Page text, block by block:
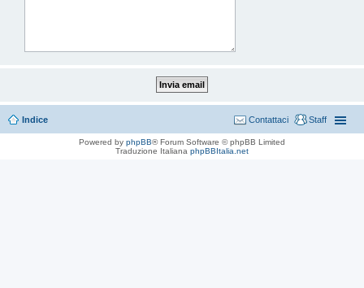
Indice Staff
Contattaci
Powered by phpBB® Forum Software © phpBB Limited
Traduzione Italiana phpBBItalia.net